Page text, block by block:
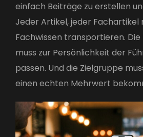
einfach Beiträge zu erstellen
Jeder Artikel, jeder Fachartikel
Fachwissen transportieren.
muss zur Persönlichkeit der
passen. Und die Zielgruppe
einen echten Mehrwert